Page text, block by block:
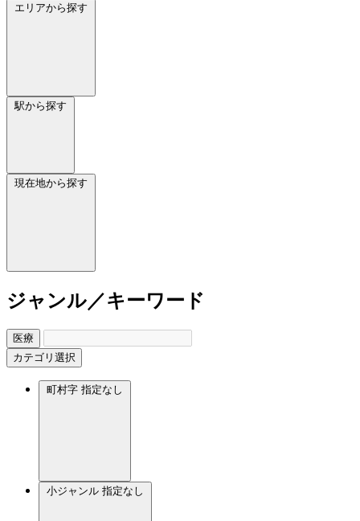
エリアから探す
駅から探す
現在地から探す
ジャンル／キーワード
医療
カテゴリ選択
町村字 指定なし
小ジャンル 指定なし